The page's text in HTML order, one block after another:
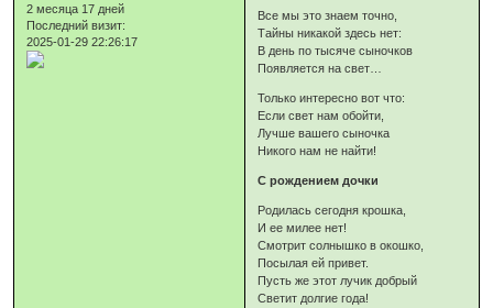
2 месяца 17 дней
Последний визит:
2025-01-29 22:26:17
Все мы это знаем точно,
Тайны никакой здесь нет:
В день по тысяче сыночков
Появляется на свет…
Только интересно вот что:
Если свет нам обойти,
Лучше вашего сыночка
Никого нам не найти!
С рождением дочки
Родилась сегодня крошка,
И ее милее нет!
Смотрит солнышко в окошко,
Посылая ей привет.
Пусть же этот лучик добрый
Светит долгие года!